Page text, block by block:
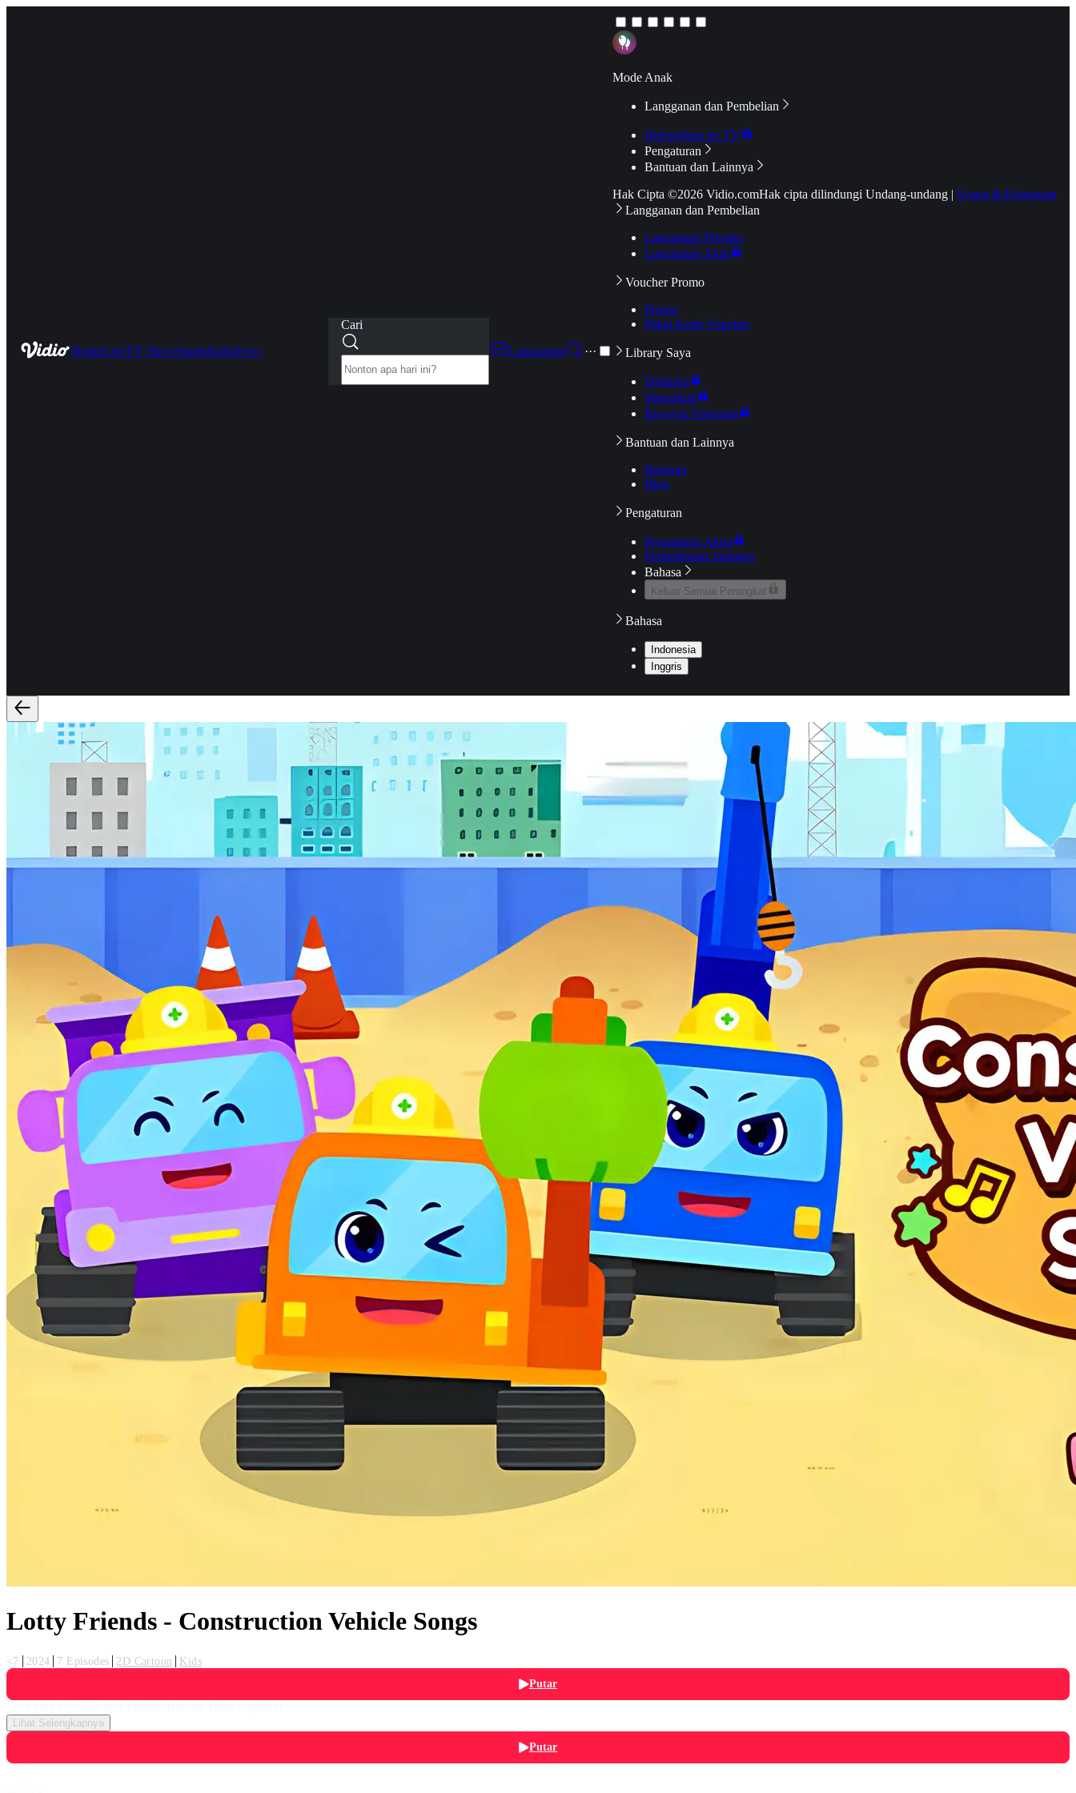
HomeLiveTV ShowSportsKidsNews
Cari
Langganan
···
Mode Anak
Langganan dan Pembelian
Hubungkan ke TV
Pengaturan
Bantuan dan Lainnya
Hak Cipta ©2026 Vidio.comHak cipta dilindungi Undang-undang | Syarat & Ketentuan
Langganan dan Pembelian
Langganan Premier
Langganan Aktif
Voucher Promo
Promo
Pakai Kode Voucher
Library Saya
Daftarku
Mengikuti
Riwayat Tontonan
Bantuan dan Lainnya
Bantuan
Blog
Pengaturan
Pengaturan Akun
Pemeriksaan Jaringan
Bahasa
Keluar Semua Perangkat
Bahasa
Indonesia
Inggris
Lotty Friends - Construction Vehicle Songs
<7 2024 7 Episodes 2D Cartoon
Kids
Putar
Lihat Selengkapnya
Putar